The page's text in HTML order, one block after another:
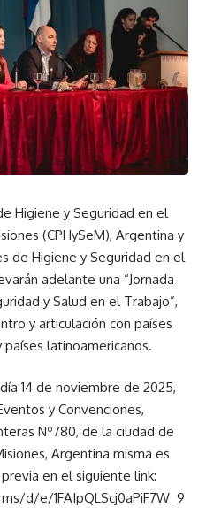
Higiene y Seguridad en el
(CPHySeM), Argentina y
de Higiene y Seguridad en el
adelante una “Jornada
y Salud en el Trabajo”,
y articulación con países
países latinoamericanos.
14 de noviembre de 2025,
y Convenciones,
Nº780, de la ciudad de
Argentina misma es
en el siguiente link:
d/e/1FAIpQLScj0aPiF7W_9